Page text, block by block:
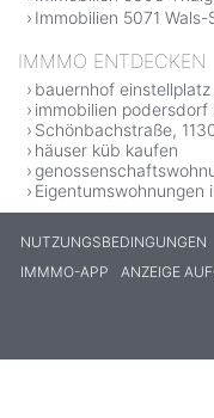
Immobilien 5071 Wals-
IMMMO ENTDECKEN
bauernhof
immobilien podersdorf
Schönbachstraße,
häuser küb kaufen
Eigentumswohnungen
NUTZUNGSBEDINGUNGEN
IMMMO-APP
ANZEIGE